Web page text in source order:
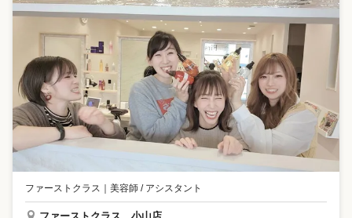
ファーストクラス ｜ 美容師 / アシスタント